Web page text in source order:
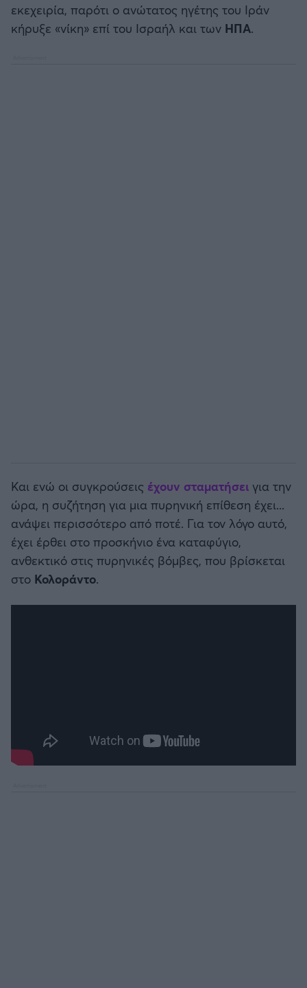
Λίβερπουλ
εκεχειρία, παρότι ο ανώτατος ηγέτης του Ιράν
κήρυξε «νίκη» επί του Ισραήλ και των ΗΠΑ.
Και ενώ οι συγκρούσεις έχουν σταματήσει για την
ώρα, η συζήτηση για μια πυρηνική επίθεση έχει...
ανάψει περισσότερο από ποτέ. Για τον λόγο αυτό,
έχει έρθει στο προσκήνιο ένα καταφύγιο,
ανθεκτικό στις πυρηνικές βόμβες, που βρίσκεται
στο Κολοράντο.